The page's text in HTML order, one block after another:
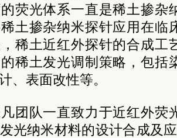
荧光体系一直是稀土掺杂
土掺杂纳米探针应用在临
稀土近红外探针的合成工
稀土发光调制策略，包括
、表面改性等。
团队一直致力于近红外荧
光纳米材料的设计合成及